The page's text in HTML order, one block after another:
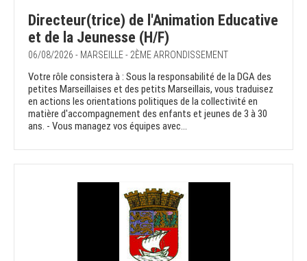
Directeur(trice) de l'Animation Educative
et de la Jeunesse (H/F)
06/08/2026 - MARSEILLE - 2ÈME ARRONDISSEMENT
Votre rôle consistera à : Sous la responsabilité de la DGA des
petites Marseillaises et des petits Marseillais, vous traduisez
en actions les orientations politiques de la collectivité en
matière d'accompagnement des enfants et jeunes de 3 à 30
ans. - Vous managez vos équipes avec...